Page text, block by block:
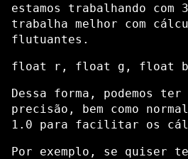
estamos trabalhando com
trabalha melhor com
flutuantes.
Dessa forma, podemos ter
precisão, bem como
1.0 para facilitar os
Por exemplo, se quiser